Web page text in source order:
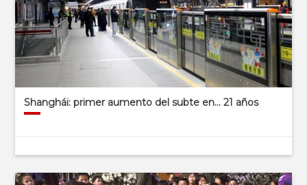
Shanghái: primer aumento del subte en… 21 años